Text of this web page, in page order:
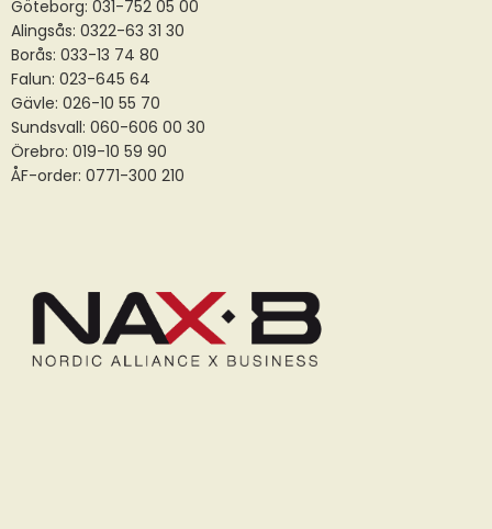
Göteborg: 031-752 05 00
Alingsås: 0322-63 31 30
Borås: 033-13 74 80
Falun: 023-645 64
Gävle: 026-10 55 70
Sundsvall: 060-606 00 30
Örebro: 019-10 59 90
ÅF-order: 0771-300 210